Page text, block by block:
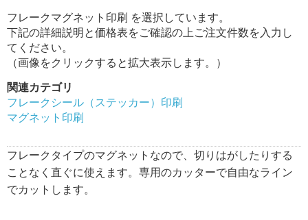
フレークマグネット印刷 を選択しています。
下記の詳細説明と価格表をご確認の上ご注文件数を入力し
てください。
（画像をクリックすると拡大表示します。）
関連カテゴリ
フレークシール（ステッカー）印刷
マグネット印刷
フレークタイプのマグネットなので、切りはがしたりする
ことなく直ぐに使えます。専用のカッターで自由なライン
でカットします。